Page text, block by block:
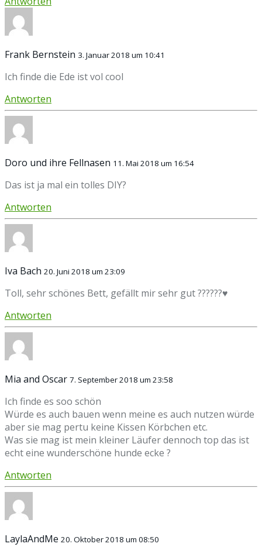
Frank Bernstein 3. Januar 2018 um 10:41
Ich finde die Ede ist vol cool
Antworten
Doro und ihre Fellnasen 11. Mai 2018 um 16:54
Das ist ja mal ein tolles DIY?
Antworten
Iva Bach 20. Juni 2018 um 23:09
Toll, sehr schönes Bett, gefällt mir sehr gut ??????♥
Antworten
Mia and Oscar 7. September 2018 um 23:58
Ich finde es soo schön
Würde es auch bauen wenn meine es auch nutzen würde
aber sie mag pertu keine Kissen Körbchen etc.
Was sie mag ist mein kleiner Läufer dennoch top das ist
echt eine wunderschöne hunde ecke ?
Antworten
LaylaAndMe 20. Oktober 2018 um 08:50